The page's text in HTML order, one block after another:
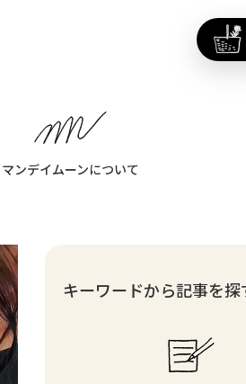
マンデイムーンについて
キーワードから記事を探